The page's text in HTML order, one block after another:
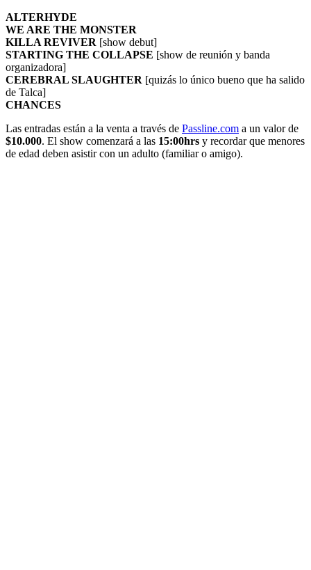
ALTERHYDE
WE ARE THE MONSTER
KILLA REVIVER [show debut]
STARTING THE COLLAPSE [show de reunión y banda
organizadora]
CEREBRAL SLAUGHTER [quizás lo único bueno que ha salido
de Talca]
CHANCES
Las entradas están a la venta a través de Passline.com a un valor de
$10.000. El show comenzará a las 15:00hrs y recordar que menores
de edad deben asistir con un adulto (familiar o amigo).